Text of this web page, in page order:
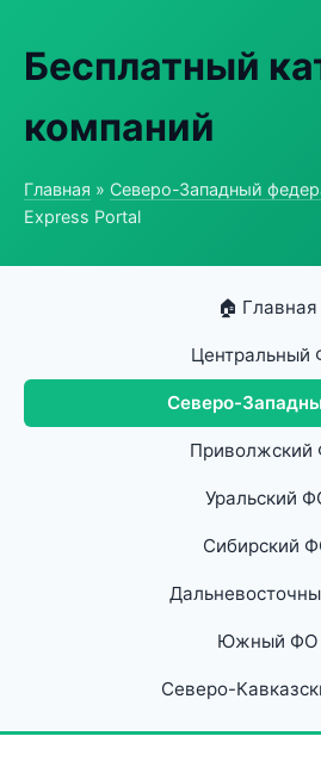
Бесплатный
компаний
Главная » Северо-Западный
Express Portal
🏠 Главная
Центральный
Северо-
Приволжский
Уральский
Сибирский
Южный ФО
Северо-